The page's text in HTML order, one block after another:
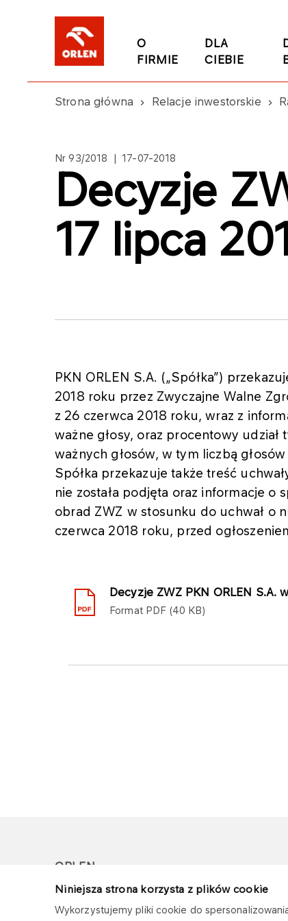
Niniejsza strona korzysta z plików cookie
Wykorzystujemy pliki cookie do
O
FIRMIE
DLA
CIEBIE
Strona główna Relacje inwestorskie
Nr 93/2018 | 17-07-2018
Decyzje
17 lipca
PKN ORLEN S.A. („Spółka”)
2018 roku przez Zwyczajne Walne
z 26 czerwca 2018 roku, wraz z
ważne głosy, oraz procentowy udział
ważnych głosów, w tym liczbą głosów
Spółka przekazuje także treść
nie została podjęta oraz informacje o
obrad ZWZ w stosunku do uchwał o
czerwca 2018 roku, przed
Decyzje ZWZ PKN ORLEN S.A.
Format PDF 40 KB
ORLEN
Copyright © 1996-2026
Wszystkie prawa zastrzeżone